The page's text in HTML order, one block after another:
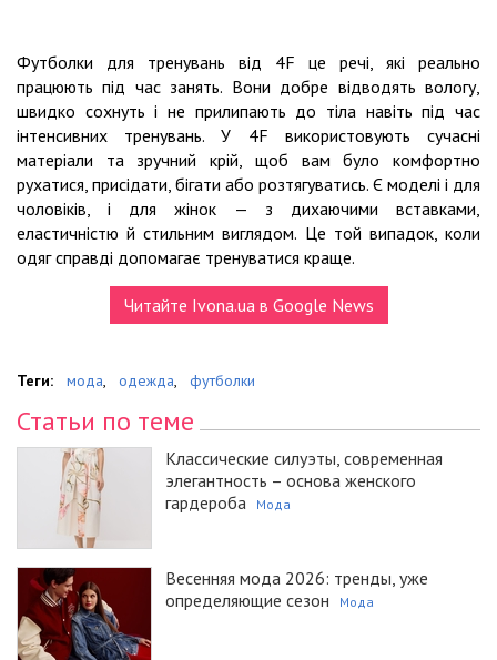
Футболки для тренувань від 4F це речі, які реально
працюють під час занять. Вони добре відводять вологу,
швидко сохнуть і не прилипають до тіла навіть під час
інтенсивних тренувань. У 4F використовують сучасні
матеріали та зручний крій, щоб вам було комфортно
рухатися, присідати, бігати або розтягуватись. Є моделі і для
чоловіків, і для жінок — з дихаючими вставками,
еластичністю й стильним виглядом. Це той випадок, коли
одяг справді допомагає тренуватися краще.
Читайте Ivona.ua в Google News
Теги: мода, одежда, футболки
Статьи по теме
Классические силуэты, современная
элегантность – основа женского
гардероба
Мода
Весенняя мода 2026: тренды, уже
определяющие сезон
Мода